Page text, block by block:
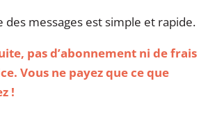
messages est simple et rapide.
pas d’abonnement ni de frais
Vous ne payez que ce que
!